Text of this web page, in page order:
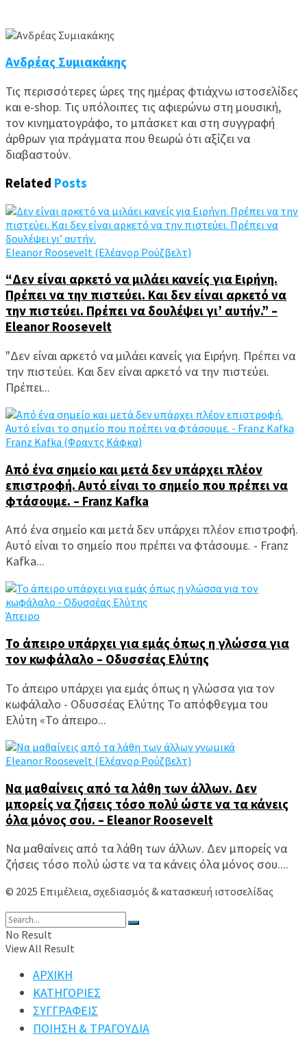
Ανδρέας Συμιακάκης
Τις περισσότερες ώρες της ημέρας φτιάχνω ιστοσελίδες
και e-shop. Τις υπόλοιπες τις αφιερώνω στη μουσική,
τον κινηματογράφο, το μπάσκετ και στη συγγραφή
άρθρων για πράγματα που θεωρώ ότι αξίζει να
διαβαστούν.
Related Posts
Eleanor Roosevelt (Ελέανορ Ρούζβελτ)
“Δεν είναι αρκετό να μιλάει κανείς για Ειρήνη.
Πρέπει να την πιστεύει. Και δεν είναι αρκετό να
την πιστεύει. Πρέπει να δουλέψει γι’ αυτήν.” –
Eleanor Roosevelt
"Δεν είναι αρκετό να μιλάει κανείς για Ειρήνη. Πρέπει να
την πιστεύει. Και δεν είναι αρκετό να την πιστεύει.
Πρέπει...
Franz Kafka (Φραντς Κάφκα)
Από ένα σημείο και μετά δεν υπάρχει πλέον
επιστροφή. Αυτό είναι το σημείο που πρέπει να
φτάσουμε. – Franz Kafka
Από ένα σημείο και μετά δεν υπάρχει πλέον επιστροφή.
Αυτό είναι το σημείο που πρέπει να φτάσουμε. - Franz
Kafka...
Άπειρο
Το άπειρο υπάρχει για εμάς όπως η γλώσσα για
τον κωφάλαλο – Οδυσσέας Ελύτης
Το άπειρο υπάρχει για εμάς όπως η γλώσσα για τον
κωφάλαλο - Οδυσσέας Ελύτης Το απόφθεγμα του
Ελύτη «Το άπειρο...
Eleanor Roosevelt (Ελέανορ Ρούζβελτ)
Να μαθαίνεις από τα λάθη των άλλων. Δεν
μπορείς να ζήσεις τόσο πολύ ώστε να τα κάνεις
όλα μόνος σου. – Eleanor Roosevelt
Να μαθαίνεις από τα λάθη των άλλων. Δεν μπορείς να
ζήσεις τόσο πολύ ώστε να τα κάνεις όλα μόνος σου....
© 2025 Επιμέλεια, σχεδιασμός & κατασκευή ιστοσελίδας
No Result
View All Result
ΑΡΧΙΚΗ
ΚΑΤΗΓΟΡΙΕΣ
ΣΥΓΓΡΑΦΕΙΣ
ΠΟΙΗΣΗ & ΤΡΑΓΟΥΔΙΑ